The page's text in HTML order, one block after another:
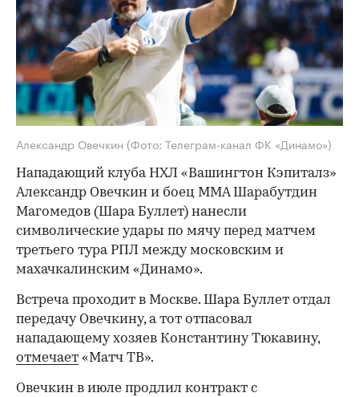
Александр Овечкин (Фото: Телеграм-канал ФК «Динамо»)
Нападающий клуба НХЛ «Вашингтон Кэпиталз»
Александр Овечкин и боец ММА Шарабутдин
Магомедов (Шара Буллет) нанесли
символические удары по мячу перед матчем
третьего тура РПЛ между московским и
махачкалинским «Динамо».
Встреча проходит в Москве. Шара Буллет отдал
передачу Овечкину, а тот отпасовал
нападающему хозяев Константину Тюкавину,
отмечает «Матч ТВ».
Овечкин в июле продлил контракт с